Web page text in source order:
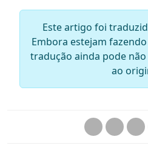
Este artigo foi
Embora estejam
tradução ainda pode
ao